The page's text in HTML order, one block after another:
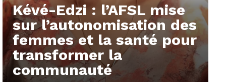
Kévé-Edzi : l’AFSL mise
sur l’autonomisation des
femmes et la santé pour
transformer la
communauté